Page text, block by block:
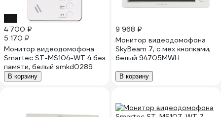
4 700 ₽
5 170 ₽
Монитор видеодомофона
Smartec ST-MS104-WT 4 без
памяти, белый smkd0289
В корзину
9 968 ₽
Монитор видеодомофона
SkyBeam 7, с мех кнопками,
белый 94705MWH
В корзину